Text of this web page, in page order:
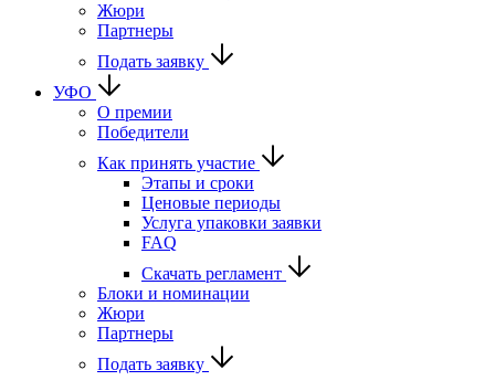
Жюри
Партнеры
Подать заявку
УФО
О премии
Победители
Как принять участие
Этапы и сроки
Ценовые периоды
Услуга упаковки заявки
FAQ
Скачать регламент
Блоки и номинации
Жюри
Партнеры
Подать заявку